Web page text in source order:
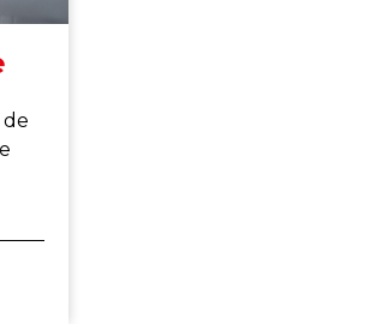
de